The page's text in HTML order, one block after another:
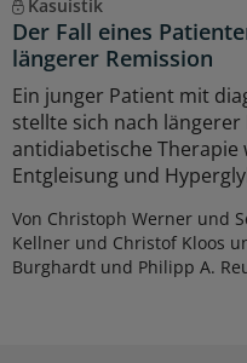
Kasuistik
Der Fall eines
längerer Remission
Ein junger Patient mit
stellte sich nach längerer
antidiabetische
Entgleisung und
Von Christoph Werner und
Kellner und Christof Kloos
Burghardt und Philipp A.